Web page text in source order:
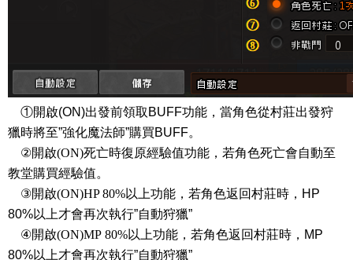
①開啟(ON)出發前領取BUFF功能 ，當角色從村莊出發狩
獵時將至”強化魔法師”購買BUFF。
②開啟(ON)死亡時復原經驗值功能 ，若角色死亡會自動至
教堂購買經驗值。
③開啟(ON)HP 80%以上功能 ，若角色返回村莊時， HP
80%以上才會再次執行”自動狩獵”
④開啟(ON)MP 80%以上功能 ，若角色返回村莊時， MP
80%以上才會再次執行”自動狩獵”